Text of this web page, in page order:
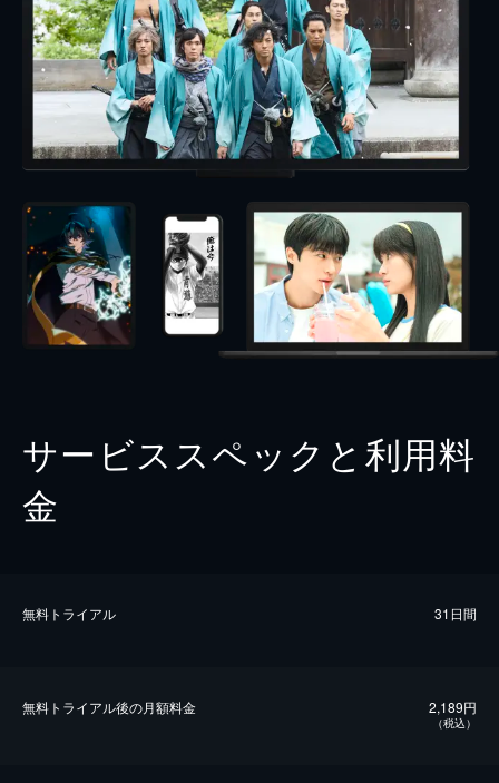
サービススペックと利用料
金
無料トライアル 31日間
無料トライアル後の⽉額料金 2,189円
（税込）